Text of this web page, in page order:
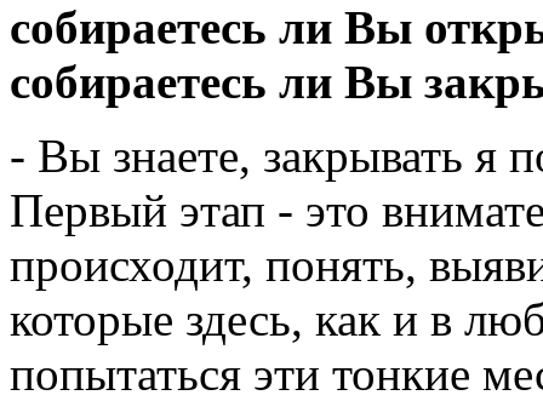
собираетесь ли Вы
собираетесь ли Вы
- Вы знаете, закрывать я
Первый этап - это
происходит, понять,
которые здесь, как и в
попытаться эти тонкие